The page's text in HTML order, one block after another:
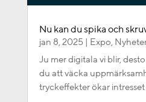
Nu kan du spika och
jan 8, 2025 | Expo, Nyheter
Ju mer digitala vi blir,
du att väcka
tryckeffekter ökar